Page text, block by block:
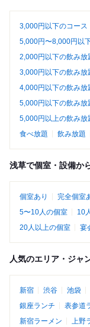
3,000円以下のコース
5,000円〜8,000円以
2,000円以下の飲み放
3,000円以下の飲み放
4,000円以下の飲み放
5,000円以下の飲み放
5,000円以上の飲み放
食べ放題
飲み放題
浅草で個室・設備か
個室あり 完全個室
5〜10人の個室
10
20人以上の個室
宴
人気のエリア・ジャ
新宿 渋谷 池袋
銀座ランチ
表参道
新宿ラーメン
上野